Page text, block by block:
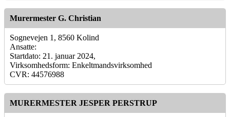
Murermester G. Christian
Sognevejen 1, 8560 Kolind
Ansatte:
Startdato: 21. januar 2024,
Virksomhedsform: Enkeltmandsvirksomhed
CVR: 44576988
MURERMESTER JESPER PERSTRUP